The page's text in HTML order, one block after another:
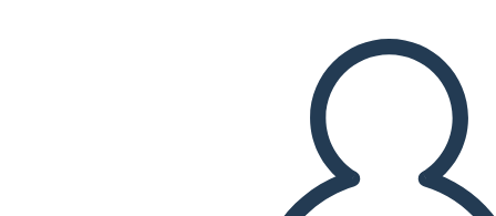
CREATE A STORYBOARD
PLAY SLIDESHOW
READ TO ME